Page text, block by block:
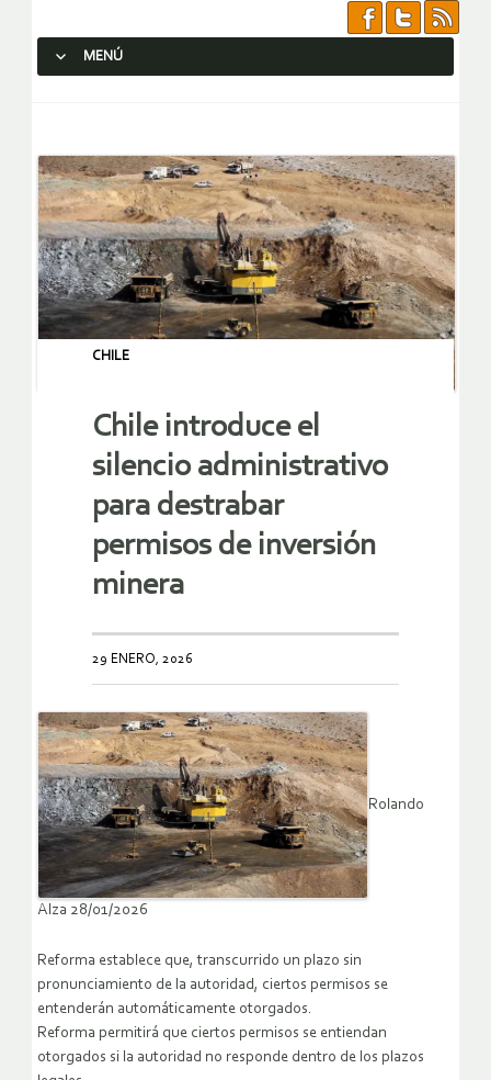
MENÚ
CHILE
Chile introduce el
silencio administrativo
para destrabar
permisos de inversión
minera
29 ENERO, 2026
Rolando
Alza 28/01/2026
Reforma establece que, transcurrido un plazo sin
pronunciamiento de la autoridad, ciertos permisos se
entenderán automáticamente otorgados.
Reforma permitirá que ciertos permisos se entiendan
otorgados si la autoridad no responde dentro de los plazos